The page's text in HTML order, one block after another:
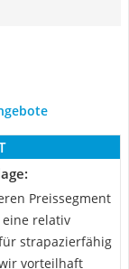
Preissegment
relativ
strapazierfähig
vorteilhaft